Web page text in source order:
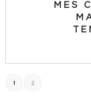
MES
1 2